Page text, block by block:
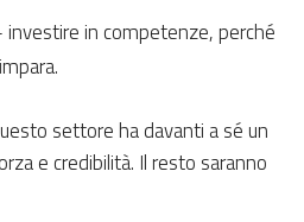
investire in competenze, perché
settore ha davanti a sé un
e credibilità. Il resto saranno